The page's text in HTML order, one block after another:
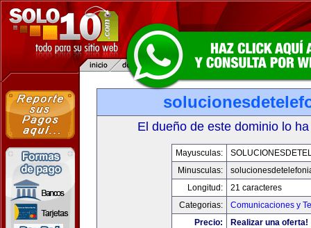
El dueño de este dominio lo
Mayusculas:
Minusculas:
Longitud:
21 caracteres
Categorias:
Comunicaciones y
Precio:
Realizar una oferta!